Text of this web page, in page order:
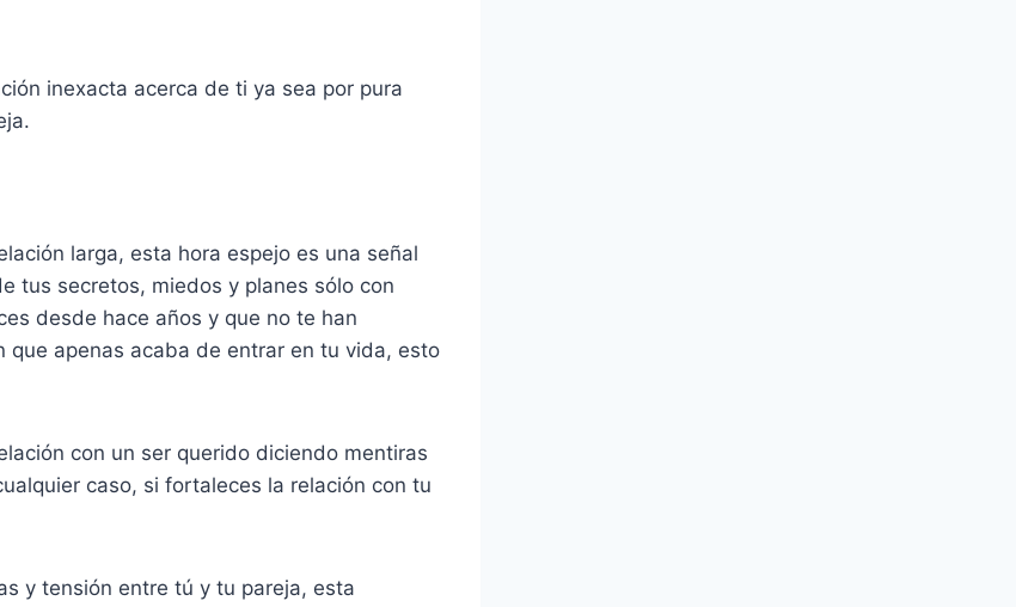
inexacta acerca de ti ya sea por pura
larga, esta hora espejo es una señal
tus secretos, miedos y planes sólo con
desde hace años y que no te han
apenas acaba de entrar en tu vida, esto
con un ser querido diciendo mentiras
caso, si fortaleces la relación con tu
y tensión entre tú y tu pareja, esta